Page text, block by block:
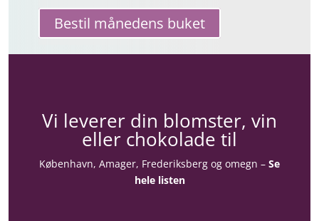
Bestil månedens buket
Vi leverer din blomster, vin
eller chokolade til
København, Amager, Frederiksberg og omegn – Se
hele listen